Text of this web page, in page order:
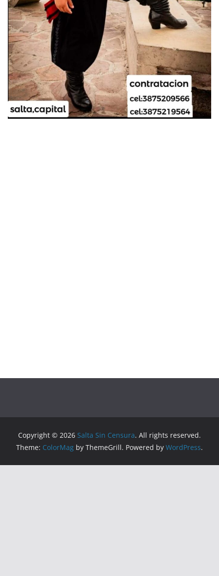
Copyright © 2026 Salta Sin Censura. All rights reserved.
Theme: ColorMag by ThemeGrill. Powered by WordPress.